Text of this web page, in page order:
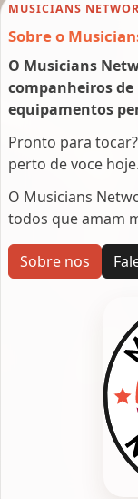
MUSICIANS
Sobre o
O Musicians
companheiros de
equipamentos
Pronto para
perto de voce hoje.
O Musicians
todos que amam
Sobre nos